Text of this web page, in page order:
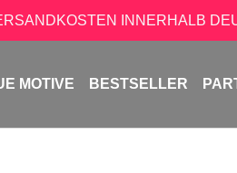
INNERHALB
MOTIVE BESTSELLER